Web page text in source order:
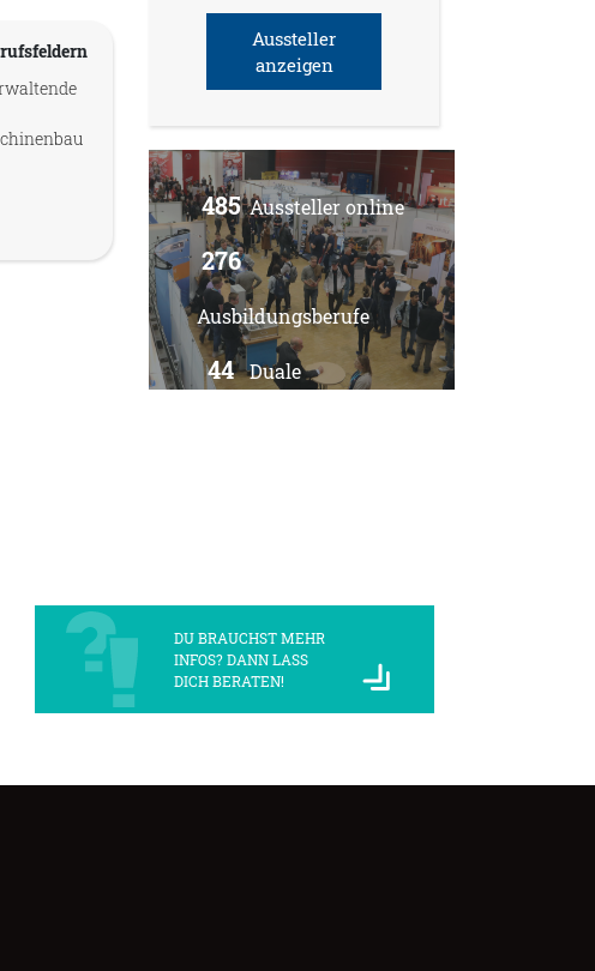
Aussteller
anzeigen
485Aussteller online
276
Ausbildungsberufe
44 Duale
DU BRAUCHST MEHR
INFOS? DANN LASS
DICH BERATEN!